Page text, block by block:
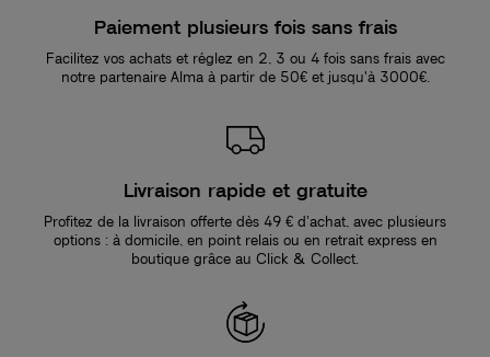
Paiement plusieurs fois sans frais
Facilitez vos achats et réglez en 2, 3 ou 4 fois sans frais avec
notre partenaire Alma à partir de 50€ et jusqu'à 3000€.
Livraison rapide et gratuite
Profitez de la livraison offerte dès 49 € d’achat, avec plusieurs
options : à domicile, en point relais ou en retrait express en
boutique grâce au Click & Collect.